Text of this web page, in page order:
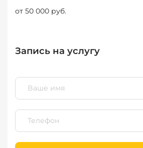
от 50 000 руб.
Запись на услугу